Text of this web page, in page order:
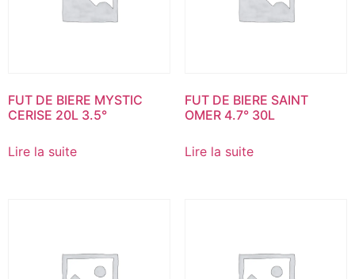
FUT DE BIERE MYSTIC
CERISE 20L 3.5°
Lire la suite
FUT DE BIERE SAINT
OMER 4.7° 30L
Lire la suite